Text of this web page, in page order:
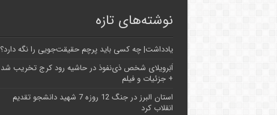
نوشته‌های تازه
یادداشت| ‌چه کسی باید پرچم حقیقت‌جویی را نگه دارد؟
اَبَر‌ویلای شخص ذی‌نفوذ در حاشیه‌ رود کرج تخریب شد
+ جزئیات و فیلم
استان البرز در جنگ 12 روزه 7 شهید دانشجو تقدیم
انقلاب کرد